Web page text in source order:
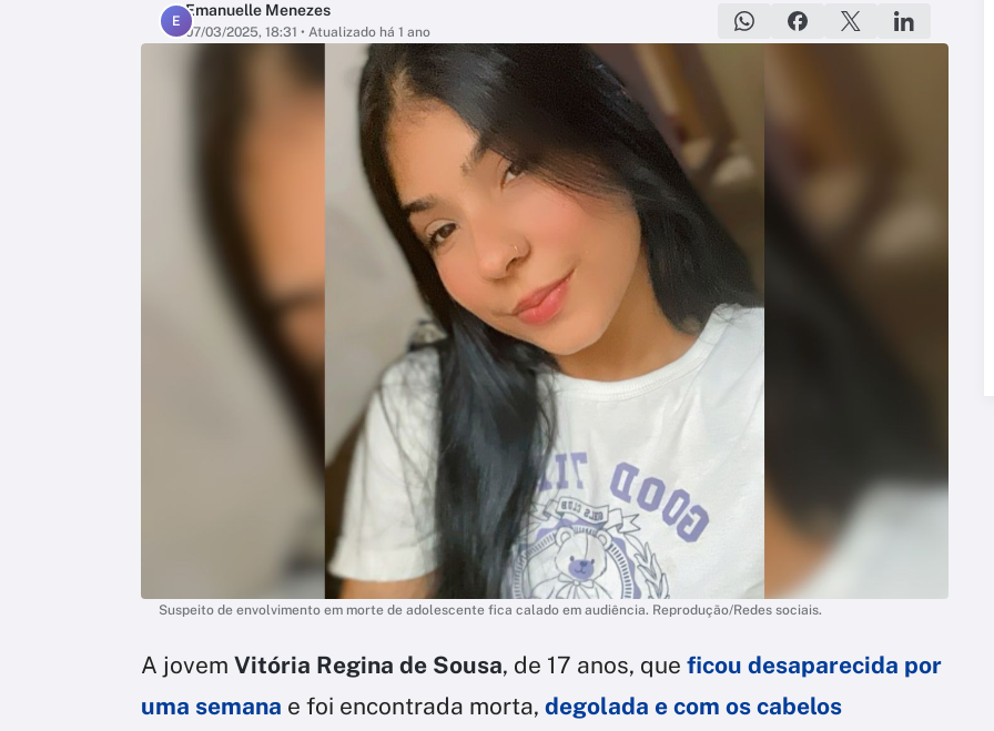
E
Emanuelle Menezes
07/03/2025, 18:31 • Atualizado há 1 ano
Suspeito de envolvimento em morte de adolescente fica calado em audiência. Reprodução/Redes sociais.
A jovem Vitória Regina de Sousa, de 17 anos, que ficou desaparecida por
uma semana e foi encontrada morta, degolada e com os cabelos